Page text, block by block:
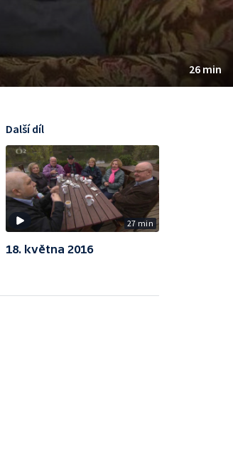
26 min
27 min
Další díl
18. května 2016